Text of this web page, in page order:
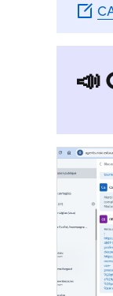
📣
Image
de